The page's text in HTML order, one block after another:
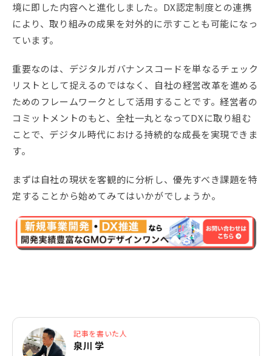
境に即した内容へと進化しました。DX認定制度との連携
により、取り組みの成果を対外的に示すことも可能になっ
ています。
重要なのは、デジタルガバナンスコードを単なるチェック
リストとして捉えるのではなく、自社の経営改革を進める
ためのフレームワークとして活用することです。経営者の
コミットメントのもと、全社一丸となってDXに取り組む
ことで、デジタル時代における持続的な成長を実現できま
す。
まずは自社の現状を客観的に分析し、優先すべき課題を特
定することから始めてみてはいかがでしょうか。
記事を書いた人
泉川 学